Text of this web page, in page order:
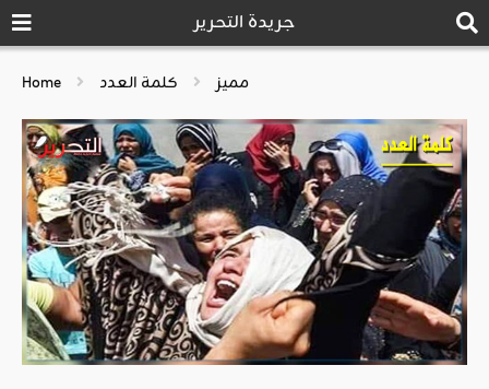
جريدة التحرير
Home مميز كلمة العدد